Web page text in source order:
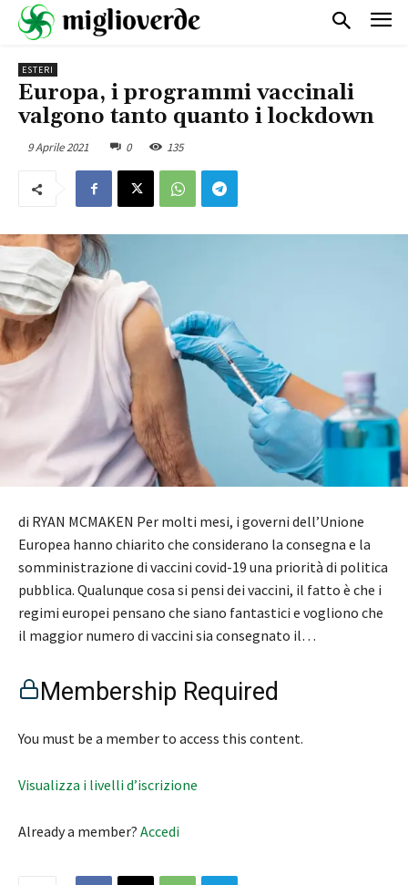
ESTERI
Europa, i programmi vaccinali
valgono tanto quanto i lockdown
9 Aprile 2021 0 135
di RYAN MCMAKEN Per molti mesi, i governi dell’Unione
Europea hanno chiarito che considerano la consegna e la
somministrazione di vaccini covid-19 una priorità di politica
pubblica. Qualunque cosa si pensi dei vaccini, il fatto è che i
regimi europei pensano che siano fantastici e vogliono che
il maggior numero di vaccini sia consegnato il…
Membership Required
You must be a member to access this content.
Visualizza i livelli d’iscrizione
Already a member? Accedi